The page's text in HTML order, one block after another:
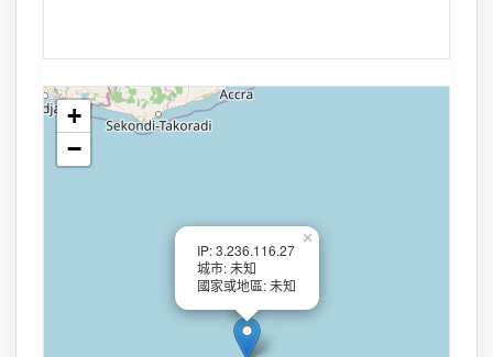
IP: 3.236.116.27
城市: 未知
國家或地區: 未知
×
+
−